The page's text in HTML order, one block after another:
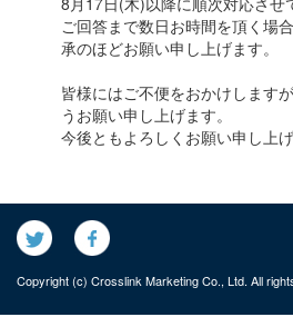
ご回答まで数日お時間を頂く場
承のほどお願い申し上げます。
皆様にはご不便をおかけします
うお願い申し上げます。
今後ともよろしくお願い申し上げ
Copyright (c) Crosslink Marketing Co., Ltd. All